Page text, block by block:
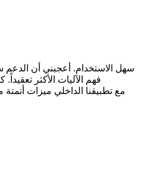
سهل الاستخدام. أعجبني أن
فهم الآليات الأكثر